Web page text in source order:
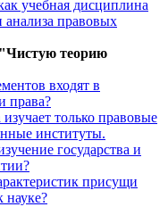
учебная дисциплина
анализа правовых
теорию
входят в
права?
только правовые
институты.
государства и
присущи
науке?